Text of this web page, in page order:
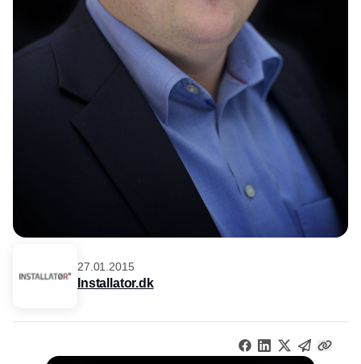
27.01.2015
Installator.dk